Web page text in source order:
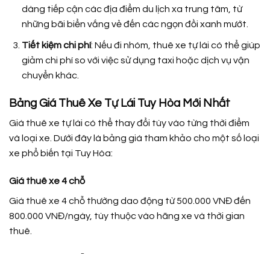
dàng tiếp cận các địa điểm du lịch xa trung tâm, từ
những bãi biển vắng vẻ đến các ngọn đồi xanh mướt.
Tiết kiệm chi phí: Nếu đi nhóm, thuê xe tự lái có thể giúp
giảm chi phí so với việc sử dụng taxi hoặc dịch vụ vận
chuyển khác.
Bảng Giá Thuê Xe Tự Lái Tuy Hòa Mới Nhất
Giá thuê xe tự lái có thể thay đổi tùy vào từng thời điểm
và loại xe. Dưới đây là bảng giá tham khảo cho một số loại
xe phổ biến tại Tuy Hòa:
Giá thuê xe 4 chỗ
Giá thuê xe 4 chỗ thường dao động từ 500.000 VNĐ đến
800.000 VNĐ/ngày, tùy thuộc vào hãng xe và thời gian
thuê.